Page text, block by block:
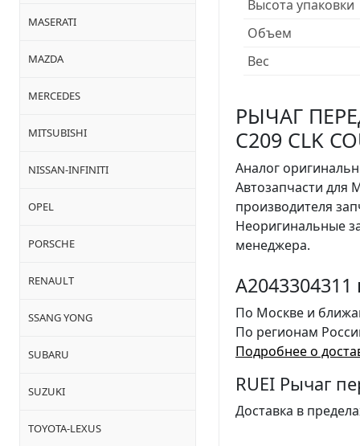
MASERATI
MAZDA
MERCEDES
MITSUBISHI
NISSAN-INFINITI
OPEL
PORSCHE
RENAULT
SSANG YONG
SUBARU
SUZUKI
TOYOTA-LEXUS
Высота упаковки
Объем
Вес
РЫЧАГ
C209 CLK
Аналог
Автозапчасти для
производителя
Неоригинальные
менеджера.
По Москве и
По регионам
Подробнее о
RUEI Рычаг
Доставка в